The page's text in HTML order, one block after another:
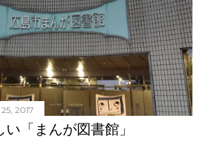
2017
「まんが図書館」